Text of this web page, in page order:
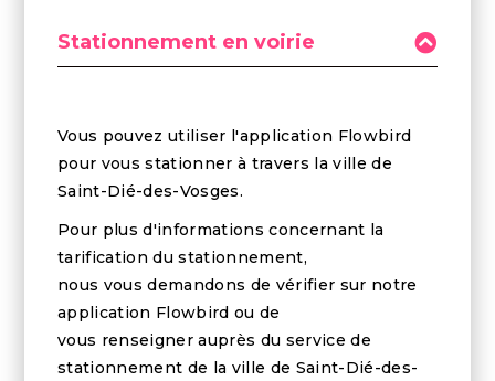
Stationnement en voirie
Vous pouvez utiliser l'application Flowbird
pour vous stationner à travers la ville de
Saint-Dié-des-Vosges.
Pour plus d'informations concernant la
tarification du stationnement,
nous vous demandons de vérifier sur notre
application Flowbird ou de
vous renseigner auprès du service de
stationnement de la ville de Saint-Dié-des-